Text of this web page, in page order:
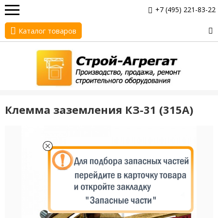
+7 (495) 221-83-22
Каталог товаров
Клемма заземления КЗ-31 (315А)